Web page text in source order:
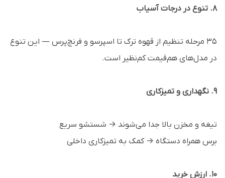
8. تنوع در درجات آسیاب
۳۵ مرحله تنظیم از قهوه ترک تا اسپرسو و فرنچ‌پرس — این تنوع
در مدل‌های هم‌قیمت کم‌نظیر است.
9. نگهداری و تمیزکاری
تیغه و مخزن بالا جدا می‌شوند → شستشو سریع
برس همراه دستگاه → کمک به تمیزکاری داخلی
10. ارزش خرید